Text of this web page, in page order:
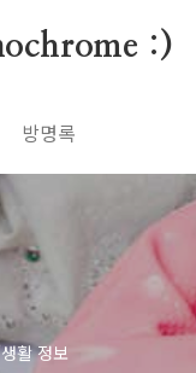
:)
방명록
활 정보